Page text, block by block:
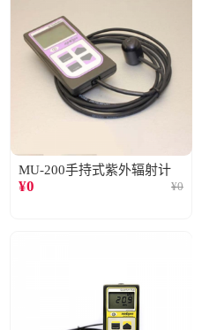
MU-200手持式紫外辐射计
¥0 ¥0